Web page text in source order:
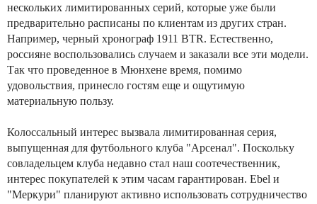
нескольких лимитированных серий, которые уже были
предварительно расписаны по клиентам из других стран.
Например, черный хронограф 1911 BTR. Естественно,
россияне воспользовались случаем и заказали все эти модели.
Так что проведенное в Мюнхене время, помимо
удовольствия, принесло гостям еще и ощутимую
материальную пользу.
Колоссальный интерес вызвала лимитированная серия,
выпущенная для футбольного клуба "Арсенал". Поскольку
совладельцем клуба недавно стал наш соотечественник,
интерес покупателей к этим часам гарантирован. Ebel и
"Меркури" планируют активно использовать сотрудничество